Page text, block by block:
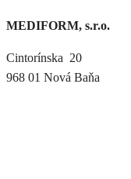
MEDIFORM, s.r.o.
Cintorínska 20
968 01 Nová Baňa